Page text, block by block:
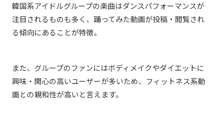
韓国系アイドルグループの楽曲はダンスパフォーマンスが
注目されるものも多く、踊ってみた動画が投稿・閲覧され
る傾向にあることが特徴。
また、グループのファンにはボディメイクやダイエットに
興味・関心の高いユーザーが多いため、フィットネス系動
画との親和性が高いと言えます。